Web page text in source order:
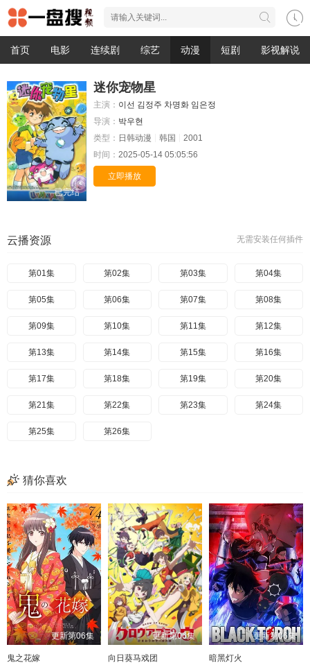
首页 电影 连续剧 综艺 动漫 短剧 影视解说
已完结
迷你宠物星
主演： 이선 김정주 차명화 임은정
导演： 박우현
类型： 日韩动漫 韩国
2001
时间： 2025-05-14 05:05:56
立即播放
无需安装任何插件
云播资源
第01集 第02集 第03集 第04集
第05集 第06集 第07集 第08集
第09集 第10集 第11集 第12集
第13集 第14集 第15集 第16集
第17集 第18集 第19集 第20集
第21集 第22集 第23集 第24集
第25集 第26集
猜你喜欢
更新第06集
鬼之花嫁
更新第06集
向日葵马戏团
更新第06集
暗黑灯火